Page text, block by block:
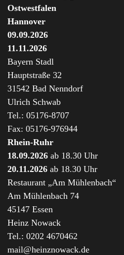
Ostwestfalen
Hannover
09.09.2026
11.11.2026
Bayern Stadl
Hauptstraße 32
31542 Bad Nenndorf
Ulrich Schwab
Tel.: 05176-8707
Fax: 05176-976944
Rhein-Ruhr
18.09.2026 ab 18.30 Uhr
20.11.2026 ab 18.30 Uhr
Restaurant „Am Mühlenbach“
Am Mühlenbach 74
45147 Essen
Heinz Nowack
Tel.: 0202 4670462
mail@heinznowack.de